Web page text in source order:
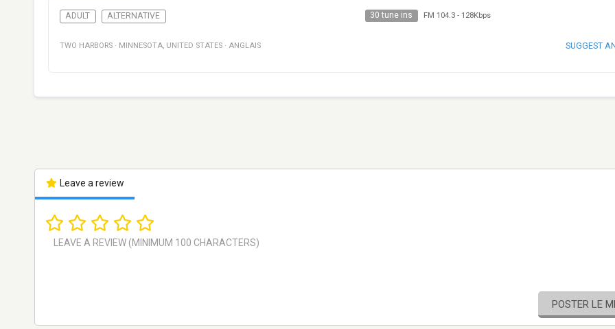
ADULT ALTERNATIVE 30 tune ins FM 104.3- 128Kbps
TWO HARBORS · MINNESOTA, UNITED STATES · ANGLAIS SUGGEST
Leave a review
POSTER LE